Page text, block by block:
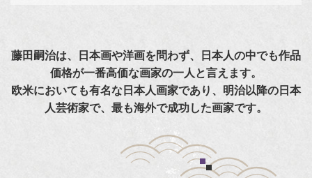
藤田嗣治は、日本画や洋画を問わず、日本人の中でも作品
価格が一番高価な画家の一人と言えます。
欧米においても有名な日本人画家であり、明治以降の日本
人芸術家で、最も海外で成功した画家です。